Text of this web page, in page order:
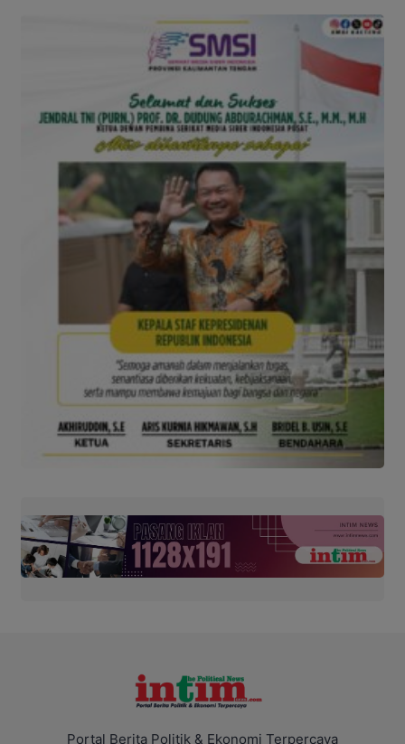
Portal Berita Politik & Ekonomi Terpercaya